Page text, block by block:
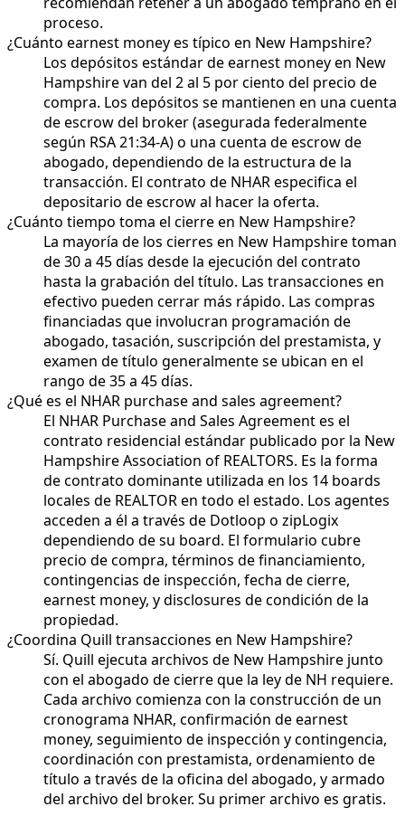
proceso.
¿Cuánto earnest money es típico en New Hampshire?
Los depósitos estándar de earnest money en New
Hampshire van del 2 al 5 por ciento del precio de
compra. Los depósitos se mantienen en una cuenta
de escrow del broker (asegurada federalmente
según RSA 21:34-A) o una cuenta de escrow de
abogado, dependiendo de la estructura de la
transacción. El contrato de NHAR especifica el
depositario de escrow al hacer la oferta.
¿Cuánto tiempo toma el cierre en New Hampshire?
La mayoría de los cierres en New Hampshire toman
de 30 a 45 días desde la ejecución del contrato
hasta la grabación del título. Las transacciones en
efectivo pueden cerrar más rápido. Las compras
financiadas que involucran programación de
abogado, tasación, suscripción del prestamista, y
examen de título generalmente se ubican en el
rango de 35 a 45 días.
¿Qué es el NHAR purchase and sales agreement?
El NHAR Purchase and Sales Agreement es el
contrato residencial estándar publicado por la New
Hampshire Association of REALTORS. Es la forma
de contrato dominante utilizada en los 14 boards
locales de REALTOR en todo el estado. Los agentes
acceden a él a través de Dotloop o zipLogix
dependiendo de su board. El formulario cubre
precio de compra, términos de financiamiento,
contingencias de inspección, fecha de cierre,
earnest money, y disclosures de condición de la
propiedad.
¿Coordina Quill transacciones en New Hampshire?
Sí. Quill ejecuta archivos de New Hampshire junto
con el abogado de cierre que la ley de NH requiere.
Cada archivo comienza con la construcción de un
cronograma NHAR, confirmación de earnest
money, seguimiento de inspección y contingencia,
coordinación con prestamista, ordenamiento de
título a través de la oficina del abogado, y armado
del archivo del broker. Su primer archivo es gratis.